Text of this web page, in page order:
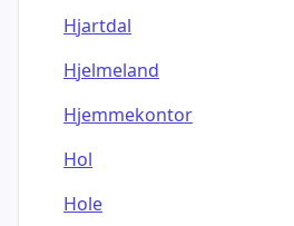
Hjartdal
Hjelmeland
Hjemmekontor
Hol
Hole